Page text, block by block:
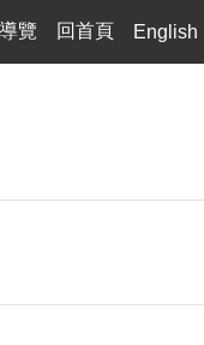
覽 回首頁 English